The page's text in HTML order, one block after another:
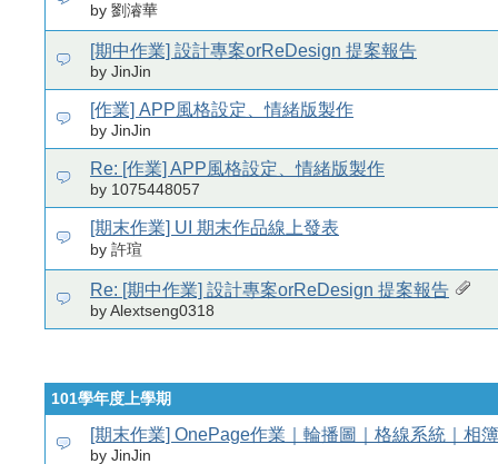
by 劉濬華
[期中作業] 設計專案orReDesign 提案報告
by JinJin
[作業] APP風格設定、情緒版製作
by JinJin
Re: [作業] APP風格設定、情緒版製作
by 1075448057
[期末作業] UI 期末作品線上發表
by 許瑄
Re: [期中作業] 設計專案orReDesign 提案報告
by Alextseng0318
101學年度上學期
[期末作業] OnePage作業｜輪播圖｜格線系統｜相
by JinJin